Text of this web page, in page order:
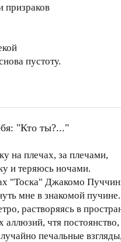
призраков
пустоту.
"Кто ты?..."
на плечах, за плечами,
и теряюсь ночами.
"Тоска" Джакомо
мне в знакомой пучине.
растворяясь в
чтя постоянство,
печальные